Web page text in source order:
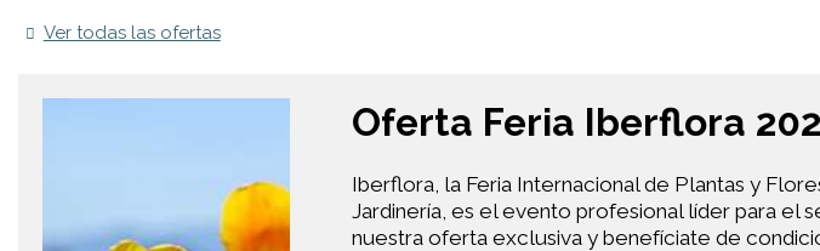
Ver todas las ofertas
Oferta Feria Iberflora
Iberflora, la Feria Internacional de Plantas y
Jardinería, es el evento profesional líder para el
nuestra oferta exclusiva y benefíciate de